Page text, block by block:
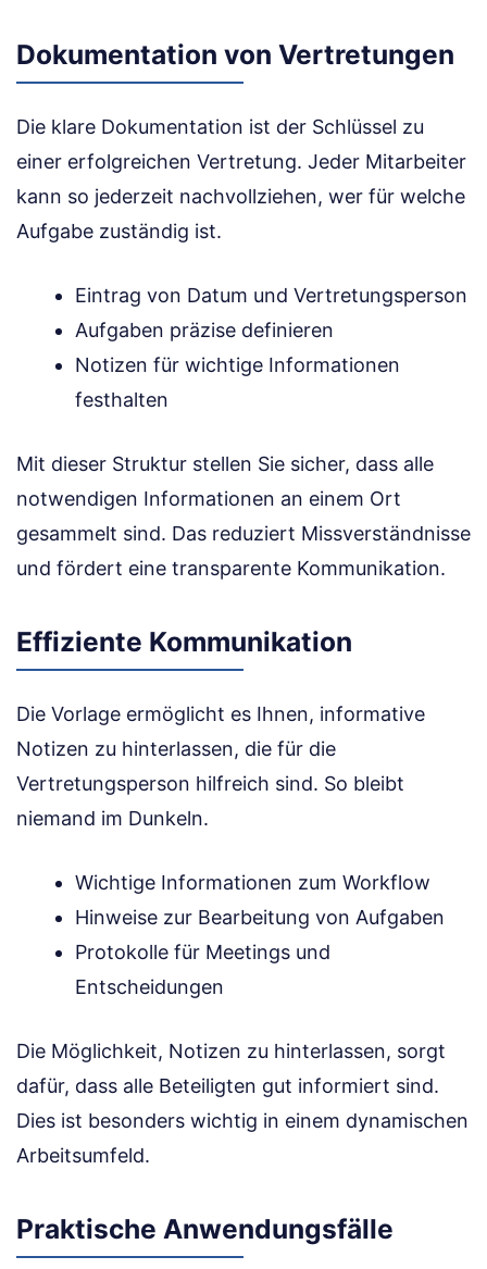
Dokumentation von Vertretungen
Die klare Dokumentation ist der Schlüssel zu
einer erfolgreichen Vertretung. Jeder Mitarbeiter
kann so jederzeit nachvollziehen, wer für welche
Aufgabe zuständig ist.
Eintrag von Datum und Vertretungsperson
Aufgaben präzise definieren
Notizen für wichtige Informationen
festhalten
Mit dieser Struktur stellen Sie sicher, dass alle
notwendigen Informationen an einem Ort
gesammelt sind. Das reduziert Missverständnisse
und fördert eine transparente Kommunikation.
Effiziente Kommunikation
Die Vorlage ermöglicht es Ihnen, informative
Notizen zu hinterlassen, die für die
Vertretungsperson hilfreich sind. So bleibt
niemand im Dunkeln.
Wichtige Informationen zum Workflow
Hinweise zur Bearbeitung von Aufgaben
Protokolle für Meetings und
Entscheidungen
Die Möglichkeit, Notizen zu hinterlassen, sorgt
dafür, dass alle Beteiligten gut informiert sind.
Dies ist besonders wichtig in einem dynamischen
Arbeitsumfeld.
Praktische Anwendungsfälle